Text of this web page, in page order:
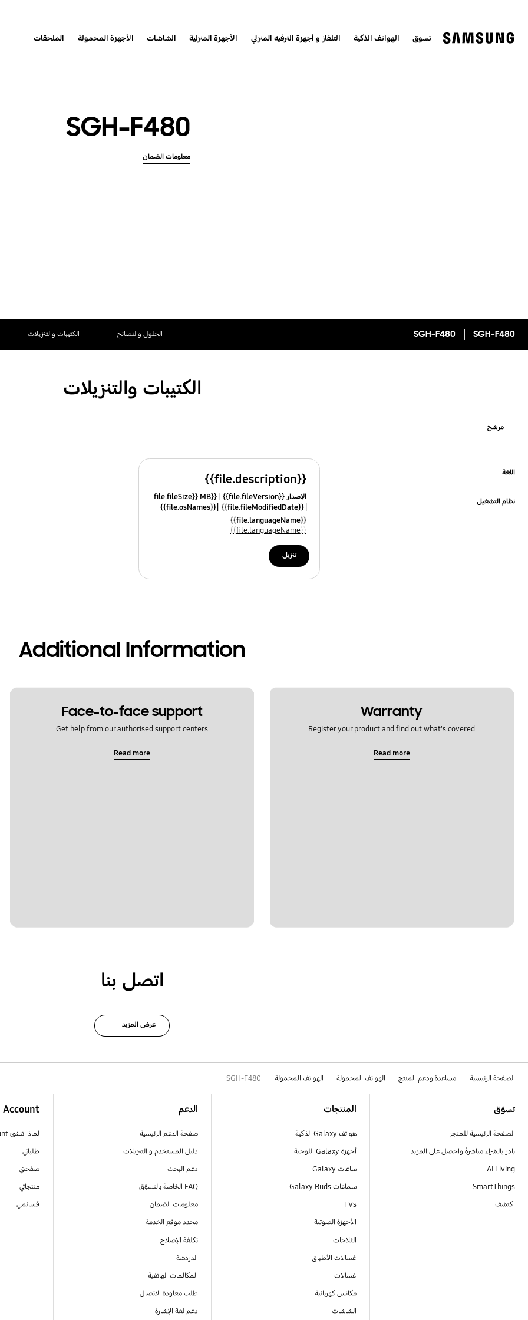
تسوق الهواتف الذكية التلفاز و أجهزة الترفيه المنزلي الأجهزة المنزلية الشاشات الأجهزة المحمولة الملحقات
SGH-F480
معلومات الضمان
SGH-F480
SGH-F480 الحلول والنصائح الكتيبات والتنزيلات
الكتيبات والتنزيلات
مرشح
اللغة
نظام التشغيل
{{file.description}}
الإصدار {{file.fileVersion}}
{{file.fileSize}} MB
{{file.fileModifiedDate}}
{{file.osNames}}
{{file.languageName}}
{{file.languageName}}
تنزيل
Additional Information
Warranty
Register your product and find out what's covered
Read more
Face-to-face support
Get help from our authorised support centers
Read more
اتصل بنا
عرض المزيد
الصفحة الرئيسية مساعدة ودعم المنتج الهواتف المحمولة الهواتف المحمولة SGH-F480
تسوّق
الصفحة الرئيسية للمتجر
بادر بالشراء مباشرةً واحصل على المزيد
AI Living
SmartThings
اكتشف
المنتجات
هواتف Galaxy الذكية
أجهزة Galaxy اللوحية
ساعات Galaxy
سماعات Galaxy Buds
TVs
الأجهزة الصوتية
الثلاجات
غسالات الأطباق
غسالات
مكانس كهربائية
الشاشات
الدعم
صفحة الدعم الرئيسية
دليل المستخدم و التنزيلات
دعم البحث
FAQ الخاصة بالتسوّق
معلومات الضمان
محدد موقع الخدمة
تكلفة الإصلاح
الدردشة
المكالمات الهاتفية
طلب معاودة الاتصال
دعم لغة الإشارة
Account
لماذا تنشئ Samsung Account
طلباتي
صفحتي
منتجاتي
قسائمي